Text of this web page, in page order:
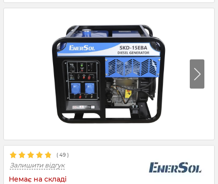
( 49 )
Залишити відгук
Немає на складі